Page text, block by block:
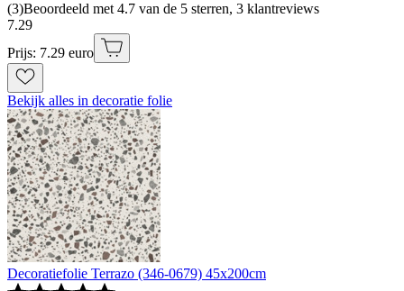
(3)Beoordeeld met 4.7 van de 5 sterren, 3 klantreviews
7.29
Prijs: 7.29 euro
Bekijk alles in decoratie folie
Decoratiefolie Terrazo (346-0679) 45x200cm